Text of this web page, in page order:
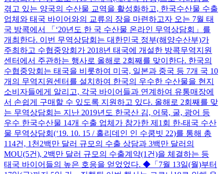
겪고 있는 양국의 수산물 교역을 활성화하고, 한국수산물 수출
업체와 태국 바이어와의 교류의 장을 마련하고자 오는 7월 태
국 방콕에서 「‘20년도 한 국 수산물 온라인 무역상담회」를
개최한다. 이번 무역상담회는 대한민국 정부(해양수산부)가
주최하고 수협중앙회가 2018년 태국에 개설한 방콕무역지원
센터에서 주관하는 행사로 올해로 2회째를 맞이한다. 한국의
수협중앙회는 태국을 비롯하여 미국, 일본과 중국 등 7개 국 10
개의 무역지원센터를 설치하여 한국의 우수한 수산물을 현지
소비자들에게 알리고, 각국 바이어들과 연계하여 유통매장에
서 손쉽게 구매할 수 있도록 지원하고 있다. 올해로 2회째를 맞
는 무역상담회는 지난 2019년도 한국산 김, 어묵, 굴, 광어 등
우수 한국수산물 14개 수출 업체가 참가한 제1회 한-태국 수산
물 무역상담회(‘19. 10. 15 / 홀리데인 인 수쿰빗 22)를 통해 총
114건, 1천2백만 달러 규모의 수출 상담과 3백만 달러의
MOU(5건), 2백만 달러 규모의 수출계약(1건)을 체결하는 등
태국 바이어들의 높은 호응을 얻었었다. ◆「7월 13일(월)부터